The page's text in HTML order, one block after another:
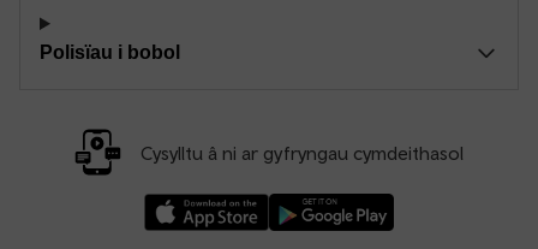
Polisïau i bobol
Cysylltu â ni ar gyfryngau cymdeithasol